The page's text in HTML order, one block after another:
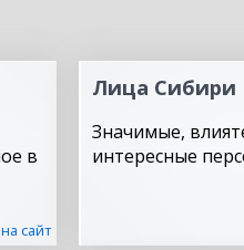
в
сайт
Лица Сибири
Значимые,
интересные